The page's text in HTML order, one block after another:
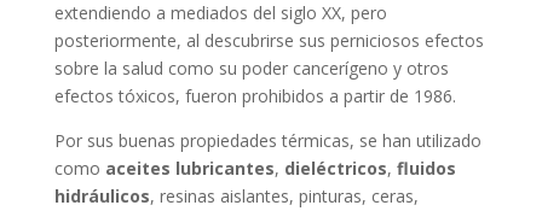
extendiendo a mediados del siglo XX, pero
posteriormente, al descubrirse sus perniciosos efectos
sobre la salud como su poder cancerígeno y otros
efectos tóxicos, fueron prohibidos a partir de 1986.
Por sus buenas propiedades térmicas, se han utilizado
como aceites lubricantes, dieléctricos, fluidos
hidráulicos, resinas aislantes, pinturas, ceras,